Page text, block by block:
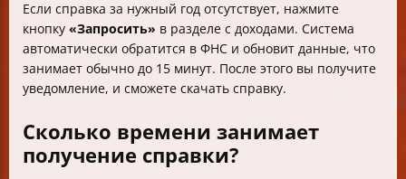
Если справка за нужный год отсутствует, нажмите
кнопку «Запросить» в разделе с доходами. Система
автоматически обратится в ФНС и обновит данные, что
занимает обычно до 15 минут. После этого вы получите
уведомление, и сможете скачать справку.
Сколько времени занимает
получение справки?